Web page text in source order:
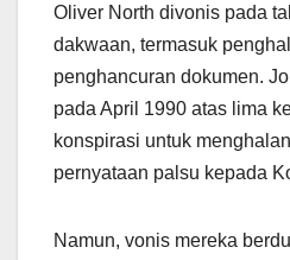
Oliver North divonis pada
dakwaan, termasuk
penghancuran dokumen.
pada April 1990 atas lima
konspirasi untuk
pernyataan palsu kepada
Namun, vonis mereka